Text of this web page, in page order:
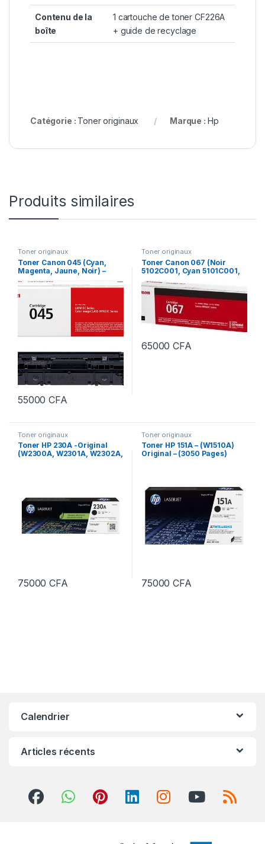
Contenu de la
boîte
1 cartouche de toner CF226A
+ guide de recyclage
Catégorie : Toner originaux Marque : Hp
Produits similaires
Toner originaux
Toner Canon 045 (Cyan,
Magenta, Jaune, Noir) –
SENSYS LBP611Cn,
LBP611Cdw, MF631Cn,
MF633Cdw, MF635Cx -(1300
Pages)
55000CFA
Toner originaux
Toner Canon 067 (Noir
5102C001, Cyan 5101C001,
Magenta 5100C001, Jaune
5099C001) – (1 350 Pages)
65000CFA
Toner originaux
Toner HP 230A -Original
(W2300A, W2301A, W2302A,
75000CFA
Toner originaux
Toner HP 151A – (W1510A)
Original – (3050 Pages)
75000CFA
Calendrier
Articles récents